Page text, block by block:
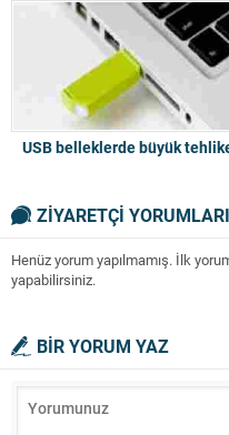
USB belleklerde büyük
ZİYARETÇİ YORUMLARI
Henüz yorum yapılmamış. İlk
yapabilirsiniz.
BİR YORUM YAZ